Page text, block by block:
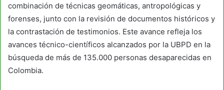
combinación de técnicas geomáticas, antropológicas y
forenses, junto con la revisión de documentos históricos y
la contrastación de testimonios. Este avance refleja los
avances técnico-científicos alcanzados por la UBPD en la
búsqueda de más de 135.000 personas desaparecidas en
Colombia.